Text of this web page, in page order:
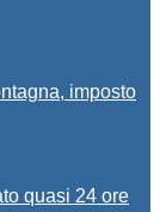
imposto
quasi 24 ore